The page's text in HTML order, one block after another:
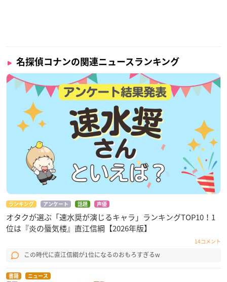
名探偵コナンの関連ニュースランキング
ランキング アンケート 話題 声優
オタクが選ぶ「速水奨が演じるキャラ」ランキングTOP10！1
位は『炎の蜃気楼』直江信綱【2026年版】
14コメント
この時代に直江信綱が1位になるのおもろすぎるw
書籍 ニュース